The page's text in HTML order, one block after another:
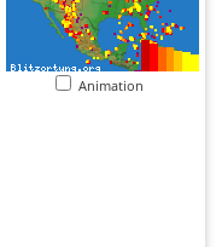
Animation